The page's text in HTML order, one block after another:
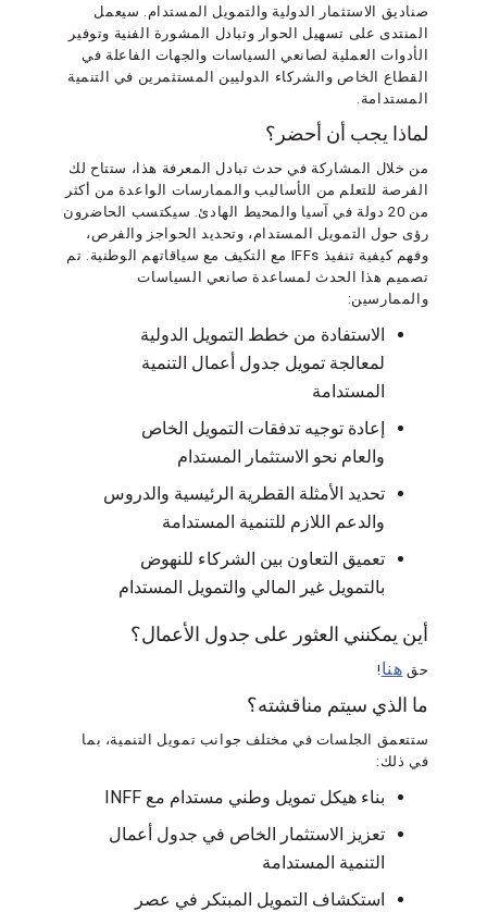
صناديق الاستثمار الدولية والتمويل المستدام. سيعمل
المنتدى على تسهيل الحوار وتبادل المشورة الفنية وتوفير
الأدوات العملية لصانعي السياسات والجهات الفاعلة في
القطاع الخاص والشركاء الدوليين المستثمرين في التنمية
المستدامة.
لماذا يجب أن أحضر؟
من خلال المشاركة في حدث تبادل المعرفة هذا، ستتاح لك
الفرصة للتعلم من الأساليب والممارسات الواعدة من أكثر
من 20 دولة في آسيا والمحيط الهادئ. سيكتسب الحاضرون
رؤى حول التمويل المستدام، وتحديد الحواجز والفرص،
وفهم كيفية تنفيذ IFFs مع التكيف مع سياقاتهم الوطنية. تم
تصميم هذا الحدث لمساعدة صانعي السياسات
والممارسين:
الاستفادة من خطط التمويل الدولية
لمعالجة تمويل جدول أعمال التنمية
المستدامة
إعادة توجيه تدفقات التمويل الخاص
والعام نحو الاستثمار المستدام
تحديد الأمثلة القطرية الرئيسية والدروس
والدعم اللازم للتنمية المستدامة
تعميق التعاون بين الشركاء للنهوض
بالتمويل غير المالي والتمويل المستدام
أين يمكنني العثور على جدول الأعمال؟
حق هنا!
ما الذي سيتم مناقشته؟
ستتعمق الجلسات في مختلف جوانب تمويل التنمية، بما
في ذلك:
بناء هيكل تمويل وطني مستدام مع INFF
تعزيز الاستثمار الخاص في جدول أعمال
التنمية المستدامة
استكشاف التمويل المبتكر في عصر